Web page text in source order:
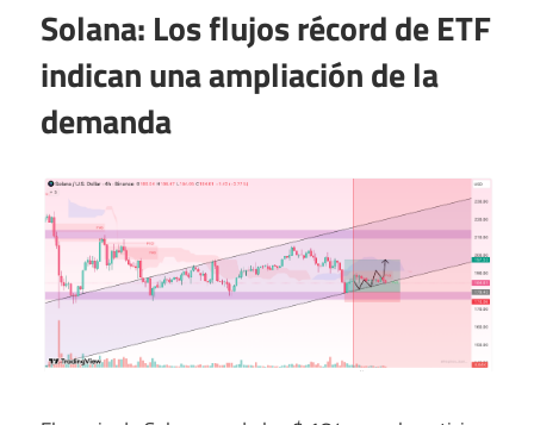
Solana: Los flujos récord de ETF
indican una ampliación de la
demanda